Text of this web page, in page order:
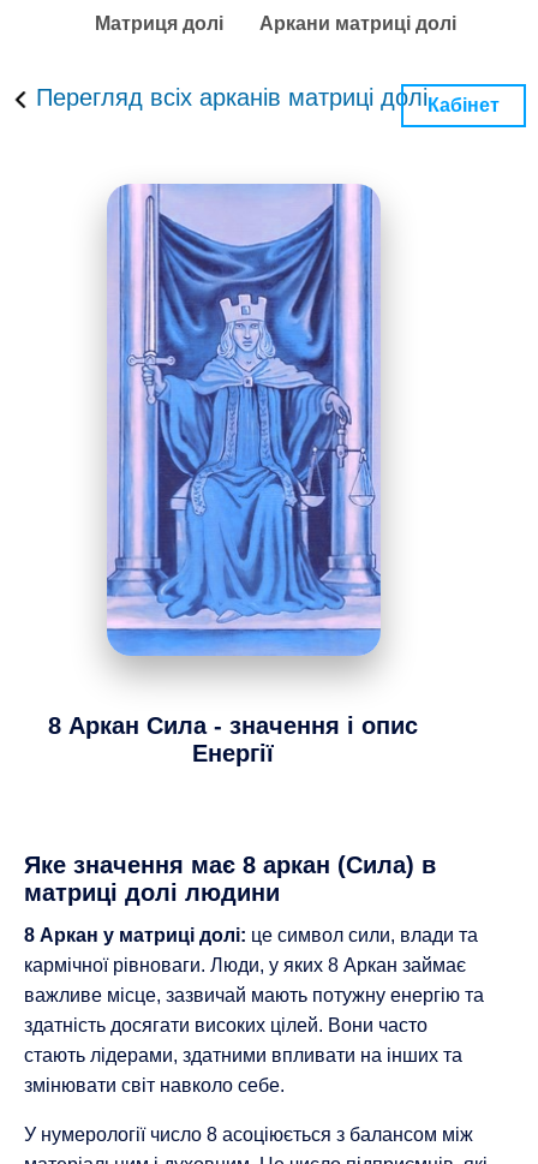
Матриця долі Аркани матриці долі
Кабінет
Перегляд всіх арканів матриці долі
8 Аркан Сила - значення і опис
Енергії
Яке значення має 8 аркан (Сила) в
матриці долі людини
8 Аркан у матриці долі: це символ сили, влади та
кармічної рівноваги. Люди, у яких 8 Аркан займає
важливе місце, зазвичай мають потужну енергію та
здатність досягати високих цілей. Вони часто
стають лідерами, здатними впливати на інших та
змінювати світ навколо себе.
У нумерології число 8 асоціюється з балансом між